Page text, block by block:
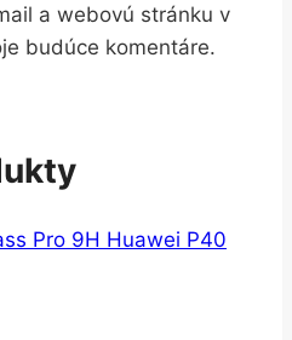
a webovú stránku v
budúce komentáre.